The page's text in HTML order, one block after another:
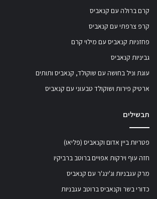
קרם ברולה עם קנאביס
קרפ צרפתי עם קנאביס
פחזניות קנאביס עם מילוי קרם
גביניות קנאביס
עוגת וניל בחושה עם שוקולד, קנאביס ותותים
ארטיק פירות ושוקולד טבעוני עם קנאביס
תבשילים
פטריות ביין אדום וקנאביס (פליאו)
חזה עוף וירקות אפויים ברוטב ברביקיו
מרק עגבניות וג'ינג'ר עם קנאביס
כדורי בשר וקנאביס ברוטב עגבניות